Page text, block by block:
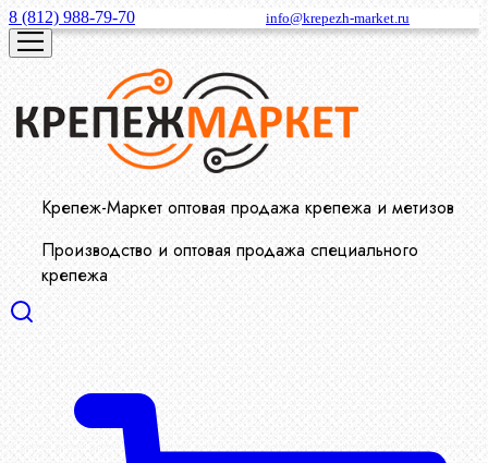
8 (812) 988-79-70 info@krepezh-market.ru
Крепеж-Маркет оптовая продажа крепежа и метизов
Производство и оптовая продажа специального
крепежа